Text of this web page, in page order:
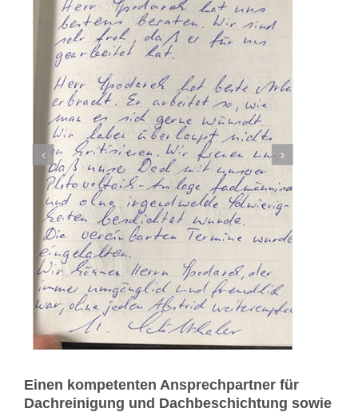
Einen kompetenten Ansprechpartner für
Dachreinigung und Dachbeschichtung sowie